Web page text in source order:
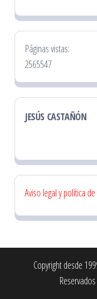
Páginas vistas:
2565547
JESÚS CASTAÑÓN
Aviso legal y política
Copyright desde